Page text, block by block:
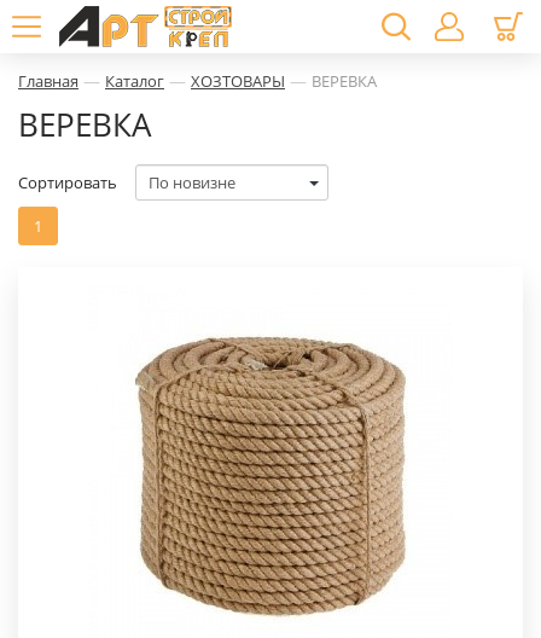
Главная — Каталог — ХОЗТОВАРЫ — ВЕРЕВКА
ВЕРЕВКА
1
Сортировать